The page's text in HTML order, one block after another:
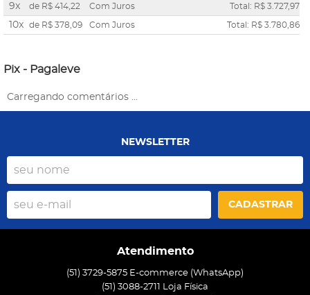
9x de R$ 414,22 Com Juros Total: R$ 3.727,97
10x de R$ 378,09 Com Juros Total: R$ 3.780,86
Pix - Pagaleve
Carregando comentários ...
NEWSLETTER
CADASTRAR
Atendimento
(51) 3729-5875 E-commerce (WhatsApp)
(51) 3088-2711 Loja Física